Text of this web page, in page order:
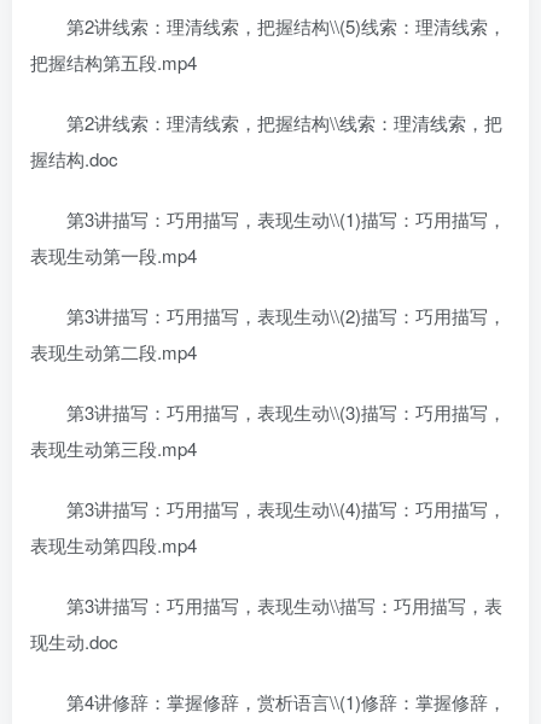
第2讲线索：理清线索，把握结构\\(5)线索：理清线索，
把握结构第五段.mp4
第2讲线索：理清线索，把握结构\\线索：理清线索，把
握结构.doc
第3讲描写：巧用描写，表现生动\\(1)描写：巧用描写，
表现生动第一段.mp4
第3讲描写：巧用描写，表现生动\\(2)描写：巧用描写，
表现生动第二段.mp4
第3讲描写：巧用描写，表现生动\\(3)描写：巧用描写，
表现生动第三段.mp4
第3讲描写：巧用描写，表现生动\\(4)描写：巧用描写，
表现生动第四段.mp4
第3讲描写：巧用描写，表现生动\\描写：巧用描写，表
现生动.doc
第4讲修辞：掌握修辞，赏析语言\\(1)修辞：掌握修辞，